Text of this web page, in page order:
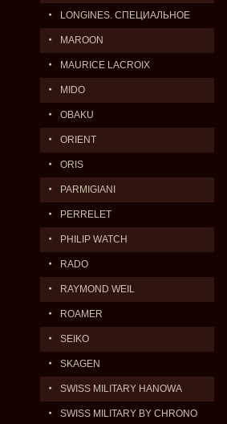
LONGINES. СПЕЦИАЛЬНОЕ
ПРЕДЛОЖЕНИЕ.
MAROON
MAURICE LACROIX
MIDO
OBAKU
ORIENT
ORIS
PARMIGIANI
PERRELET
PHILIP WATCH
RADO
RAYMOND WEIL
ROAMER
SEIKO
SKAGEN
SWISS MILITARY HANOWA
SWISS MILITARY BY CHRONO
598NR13
р.
со скидкой
CRH203NR06
цена:Цена по запросу
запросить цену со скидкой